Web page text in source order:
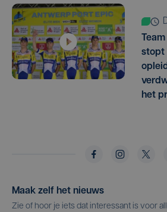
stopt
het
Maak zelf het nieuws
Zie of hoor je iets dat interessant is voor